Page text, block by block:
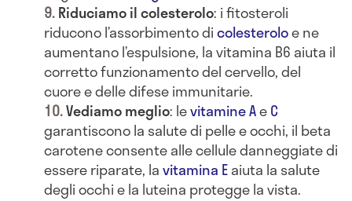
Riduciamo il colesterolo: i fitosteroli
riducono l’assorbimento dicolesteroloe ne
aumentano l’espulsione, la vitamina B6 aiuta il
corretto funzionamento del cervello, del
cuore e delle difese immunitarie.
Vediamo meglio: levitamine AeC
garantiscono la salute di pelle e occhi, il beta
carotene consente alle cellule danneggiate di
essere riparate, lavitamina Eaiuta la salute
degli occhi e la luteina protegge la vista.